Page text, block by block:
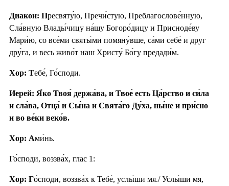
Диакон: Пресвяту́ю, Пречи́стую, Преблагослове́нную,
Сла́вную Влады́чицу на́шу Богоро́дицу и Присноде́ву
Мари́ю, со все́ми святы́ми помяну́вше, са́ми себе́ и друг
дру́га, и весь живо́т наш Христу́ Бо́гу предади́м.
Хор: Тебе́, Го́споди.
Иерей: Я́ко Твоя́ держа́ва, и Твое́ есть Ца́рство и си́ла
и сла́ва, Отца́ и Сы́на и Свята́го Ду́ха, ны́не и при́сно
и во ве́ки веко́в.
Хор: Ами́нь.
Го́споди, воззва́х, глас 1:
Хор: Го́споди, воззва́х к Тебе́, услы́ши мя./ Услы́ши мя,